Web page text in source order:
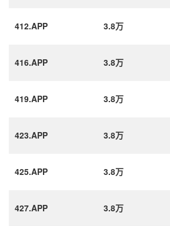
412.APP 3.8万
416.APP 3.8万
419.APP 3.8万
423.APP 3.8万
425.APP 3.8万
427.APP 3.8万